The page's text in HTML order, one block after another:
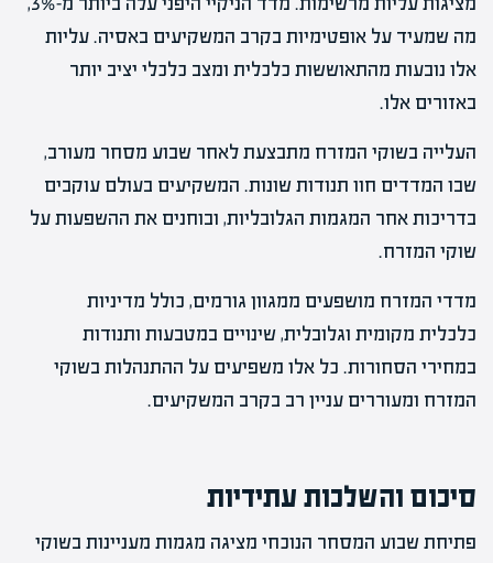
מה שמעיד על אופטימיות בקרב המשקיעים באסיה. עליות
אלו נובעות מהתאוששות כלכלית ומצב כלכלי יציב יותר
באזורים אלו.
העלייה בשוקי המזרח מתבצעת לאחר שבוע מסחר מעורב,
שבו המדדים חוו תנודות שונות. המשקיעים בעולם עוקבים
בדריכות אחר המגמות הגלובליות, ובוחנים את ההשפעות על
שוקי המזרח.
מדדי המזרח מושפעים ממגוון גורמים, כולל מדיניות
כלכלית מקומית וגלובלית, שינויים במטבעות ותנודות
במחירי הסחורות. כל אלו משפיעים על ההתנהלות בשוקי
המזרח ומעוררים עניין רב בקרב המשקיעים.
סיכום והשלכות עתידיות
פתיחת שבוע המסחר הנוכחי מציגה מגמות מעניינות בשוקי